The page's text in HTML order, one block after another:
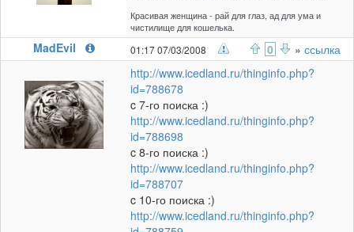
Красивая женщина - рай для глаз, ад для ума и
чистилище для кошелька.
MadEvil 01:17 07/03/2008 0 » ссылка
http://www.icedland.ru/thinginfo.php?
id=788678
c 7-го поиска :)
http://www.icedland.ru/thinginfo.php?
id=788698
c 8-го поиска :)
http://www.icedland.ru/thinginfo.php?
id=788707
c 10-го поиска :)
http://www.icedland.ru/thinginfo.php?